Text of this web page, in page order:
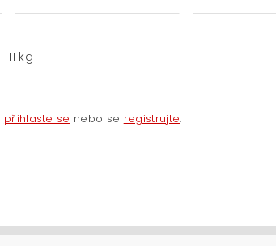
11 kg
přihlaste se nebo se registrujte.